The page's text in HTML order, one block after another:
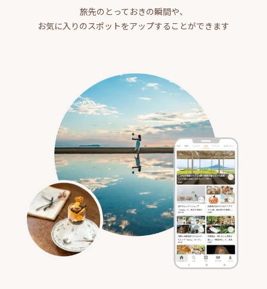
旅先のとっておきの瞬間や、
お気に入りのスポットをアップすることができます